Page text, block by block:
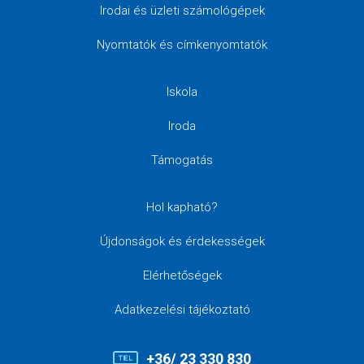
Irodai és üzleti számológépek
Nyomtatók és címkenyomtatók
Iskola
Iroda
Támogatás
Hol kapható?
Újdonságok és érdekességek
Elérhetőségek
Adatkezelési tájékoztató
+36/ 23 330 830